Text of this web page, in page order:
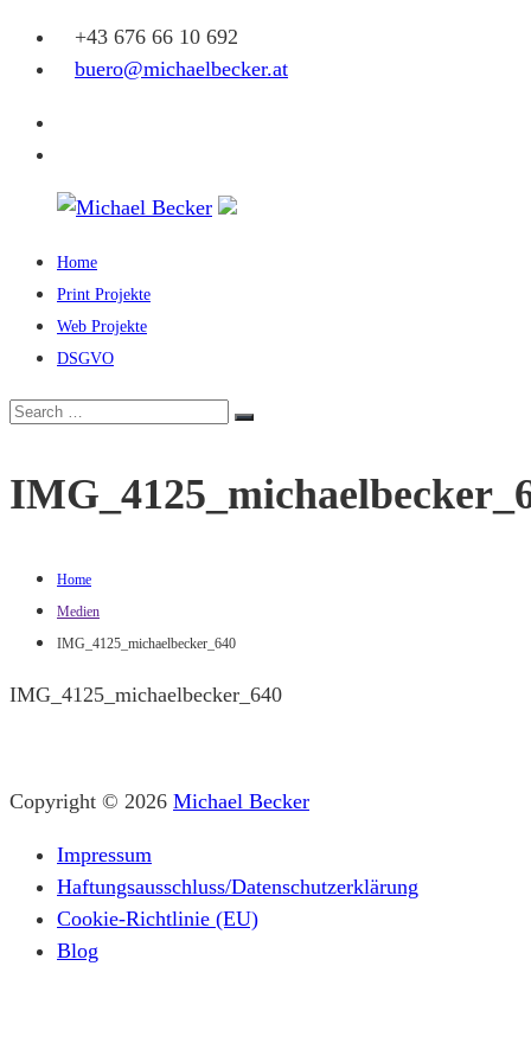
Skip
+43 676 66 10 692
buero@michaelbecker.at
Michael
Becker
Eine
weitere
WordPress-
Home
Print Projekte
Web Projekte
DSGVO
Search
Search
Home
Medien
IMG_4125_michaelbecker_640
IMG_4125_michaelbecker_640
Copyright © 2026 Michael Becker
Impressum
Haftungsausschluss/Datenschutzerklärung
Cookie-Richtlinie (EU)
Blog